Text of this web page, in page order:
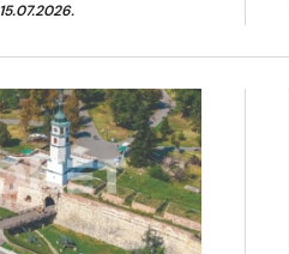
15.07.2026.